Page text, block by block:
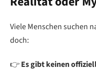
Viele Menschen suchen
doch:
👉Es gibt keinen